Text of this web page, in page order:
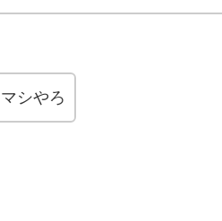
シやろ